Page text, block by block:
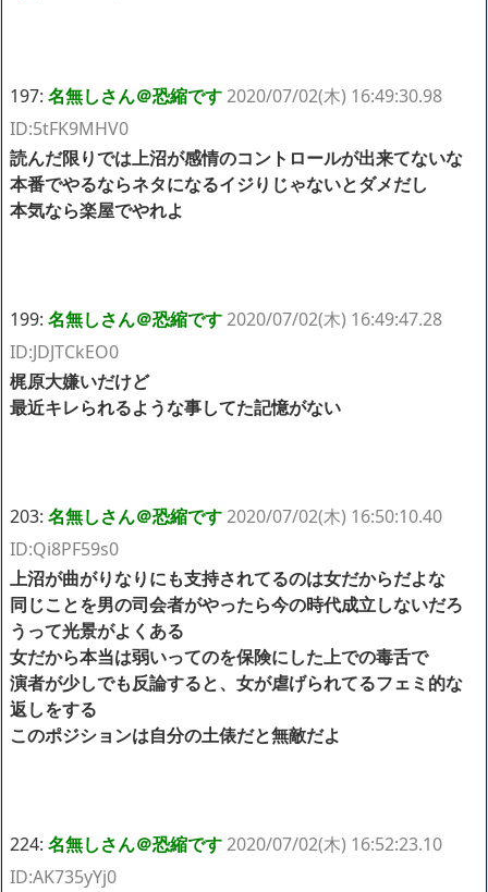
197: 名無しさん＠恐縮です2020/07/02(木) 16:49:30.98
ID:5tFK9MHV0
読んだ限りでは上沼が感情のコントロールが出来てないな
本番でやるならネタになるイジりじゃないとダメだし
本気なら楽屋でやれよ
199: 名無しさん＠恐縮です2020/07/02(木) 16:49:47.28
ID:JDJTCkEO0
梶原大嫌いだけど
最近キレられるような事してた記憶がない
203: 名無しさん＠恐縮です2020/07/02(木) 16:50:10.40
ID:Qi8PF59s0
上沼が曲がりなりにも支持されてるのは女だからだよな
同じことを男の司会者がやったら今の時代成立しないだろ
うって光景がよくある
女だから本当は弱いってのを保険にした上での毒舌で
演者が少しでも反論すると、女が虐げられてるフェミ的な
返しをする
このポジションは自分の土俵だと無敵だよ
224: 名無しさん＠恐縮です2020/07/02(木) 16:52:23.10
ID:AK735yYj0